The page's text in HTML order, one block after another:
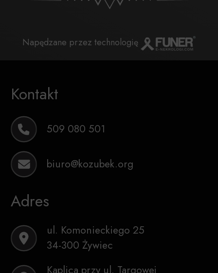
Napędzane przez technologię
Kontakt
509 080 501
biuro@kozubek.org
Adres
ul. Komonieckiego 25
34-300 Żywiec
Kaplica przy ul. Targowej